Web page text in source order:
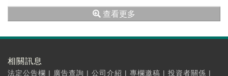
查看更多
相關訊息
法定公告欄 | 廣告查詢 | 公司介紹 | 專欄邀稿 | 投資者關係 |